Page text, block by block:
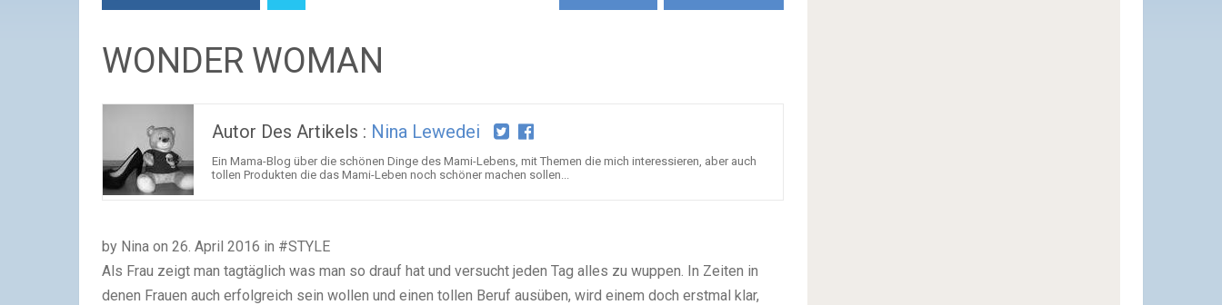
WONDER WOMAN
Autor Des Artikels : Nina Lewedei
Ein Mama-Blog über die schönen Dinge des Mami-Lebens, mit Themen die mich interessieren, aber auch
tollen Produkten die das Mami-Leben noch schöner machen sollen...
by Nina on 26. April 2016 in #STYLE
Als Frau zeigt man tagtäglich was man so drauf hat und versucht jeden Tag alles zu wuppen. In Zeiten in
denen Frauen auch erfolgreich sein wollen und einen tollen Beruf ausüben, wird einem doch erstmal klar,